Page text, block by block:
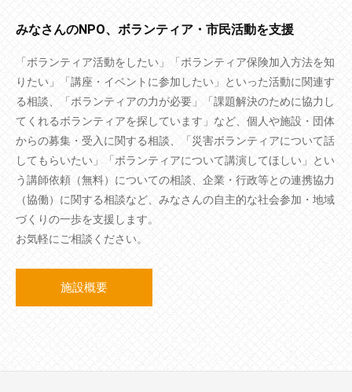
みなさんのNPO、ボランティア・市民活動を支援
「ボランティア活動をしたい」「ボランティア保険加入方法を知
りたい」「講座・イベントに参加したい」といった活動に関連す
る相談、「ボランティアの力が必要」「課題解決のために協力し
てくれるボランティアを探しています」など、個人や施設・団体
からの募集・受入に関する相談、「災害ボランティアについて話
してもらいたい」「ボランティアについて講演してほしい」とい
う講師依頼（無料）についての相談、企業・行政等との連携協力
（協働）に関する相談など、みなさんの自主的な社会参加・地域
づくりの一歩を支援します。
お気軽にご相談ください。
施設概要